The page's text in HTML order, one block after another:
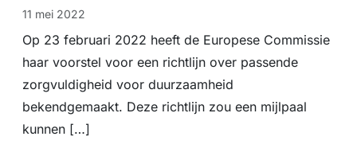
11 mei 2022
Op 23 februari 2022 heeft de Europese Commissie
haar voorstel voor een richtlijn over passende
zorgvuldigheid voor duurzaamheid
bekendgemaakt. Deze richtlijn zou een mijlpaal
kunnen […]